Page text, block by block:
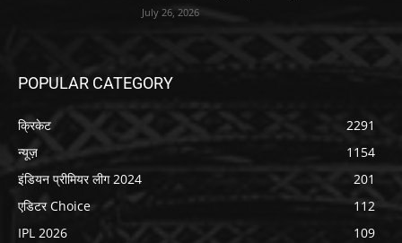
July 26, 2026
POPULAR CATEGORY
क्रिकेट
2291
न्यूज़
1154
इंडियन प्रीमियर लीग 2024
201
एडिटर Choice
112
IPL 2026
109